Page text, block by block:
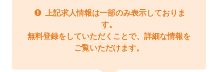
上記求人情報は一部のみ表示しておりま
す。
無料登録をしていただくことで、詳細な情報を
ご覧いただけます。